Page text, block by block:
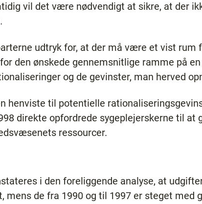
vil det være nødvendigt at sikre, at der
udtryk for, at der må være et vist rum
den ønskede gennemsnitlige ramme på
og de gevinster, man herved
henviste til potentielle
direkte opfordrede sygeplejerskerne til at
ressourcer.
i den foreliggende analyse, at
mens de fra 1990 og til 1997 er steget med